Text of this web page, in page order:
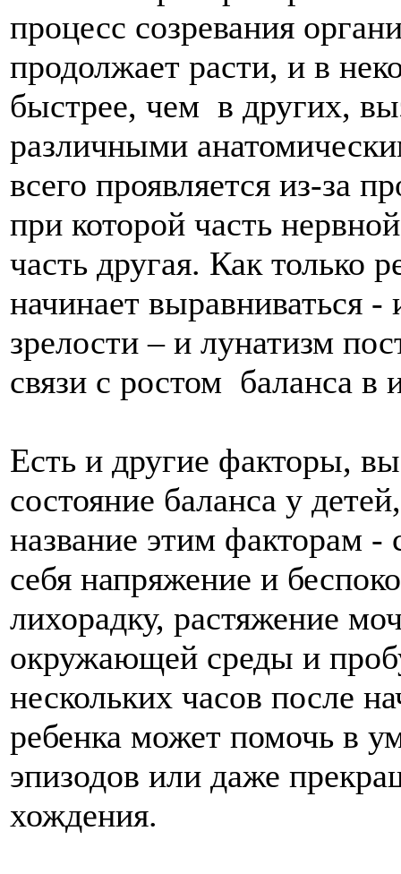
процесс созревания
продолжает расти, и в
быстрее, чем в других,
различными
всего проявляется из-за
при которой часть
часть другая. Как только
начинает выравниваться -
зрелости – и лунатизм
связи с ростом баланса в
Есть и другие факторы,
состояние баланса у
название этим факторам -
себя напряжение и
лихорадку, растяжение
окружающей среды и
нескольких часов после
ребенка может помочь в
эпизодов или даже
хождения.